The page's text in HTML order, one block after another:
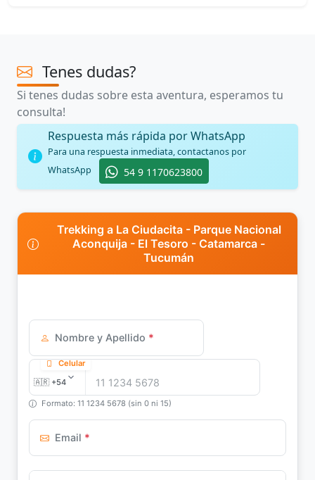
Tenes dudas?
Si tenes dudas sobre esta aventura, esperamos tu
consulta!
Respuesta más rápida por WhatsApp
Para una respuesta inmediata, contactanos por
WhatsApp
54 9 1170623800
Trekking a La Ciudacita - Parque Nacional
Aconquija - El Tesoro - Catamarca -
Tucumán
Nombre y Apellido *
Celular
Formato: 11 1234 5678 (sin 0 ni 15)
Email *